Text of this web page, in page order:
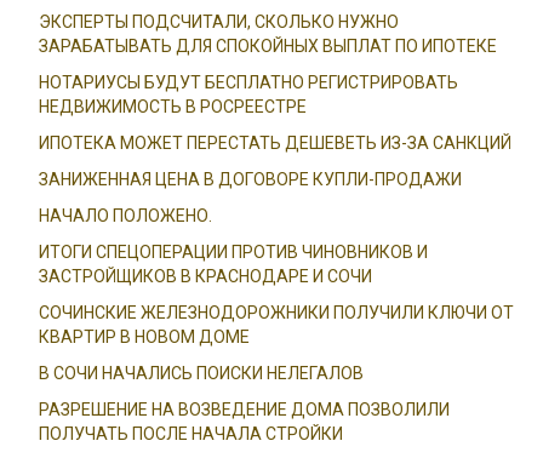
ЭКСПЕРТЫ ПОДСЧИТАЛИ, СКОЛЬКО НУЖНО
ЗАРАБАТЫВАТЬ ДЛЯ СПОКОЙНЫХ ВЫПЛАТ ПО ИПОТЕКЕ
НОТАРИУСЫ БУДУТ БЕСПЛАТНО РЕГИСТРИРОВАТЬ
НЕДВИЖИМОСТЬ В РОСРЕЕСТРЕ
ИПОТЕКА МОЖЕТ ПЕРЕСТАТЬ ДЕШЕВЕТЬ ИЗ-ЗА САНКЦИЙ
ЗАНИЖЕННАЯ ЦЕНА В ДОГОВОРЕ КУПЛИ-ПРОДАЖИ
НАЧАЛО ПОЛОЖЕНО.
ИТОГИ СПЕЦОПЕРАЦИИ ПРОТИВ ЧИНОВНИКОВ И
ЗАСТРОЙЩИКОВ В КРАСНОДАРЕ И СОЧИ
СОЧИНСКИЕ ЖЕЛЕЗНОДОРОЖНИКИ ПОЛУЧИЛИ КЛЮЧИ ОТ
КВАРТИР В НОВОМ ДОМЕ
В СОЧИ НАЧАЛИСЬ ПОИСКИ НЕЛЕГАЛОВ
РАЗРЕШЕНИЕ НА ВОЗВЕДЕНИЕ ДОМА ПОЗВОЛИЛИ
ПОЛУЧАТЬ ПОСЛЕ НАЧАЛА СТРОЙКИ